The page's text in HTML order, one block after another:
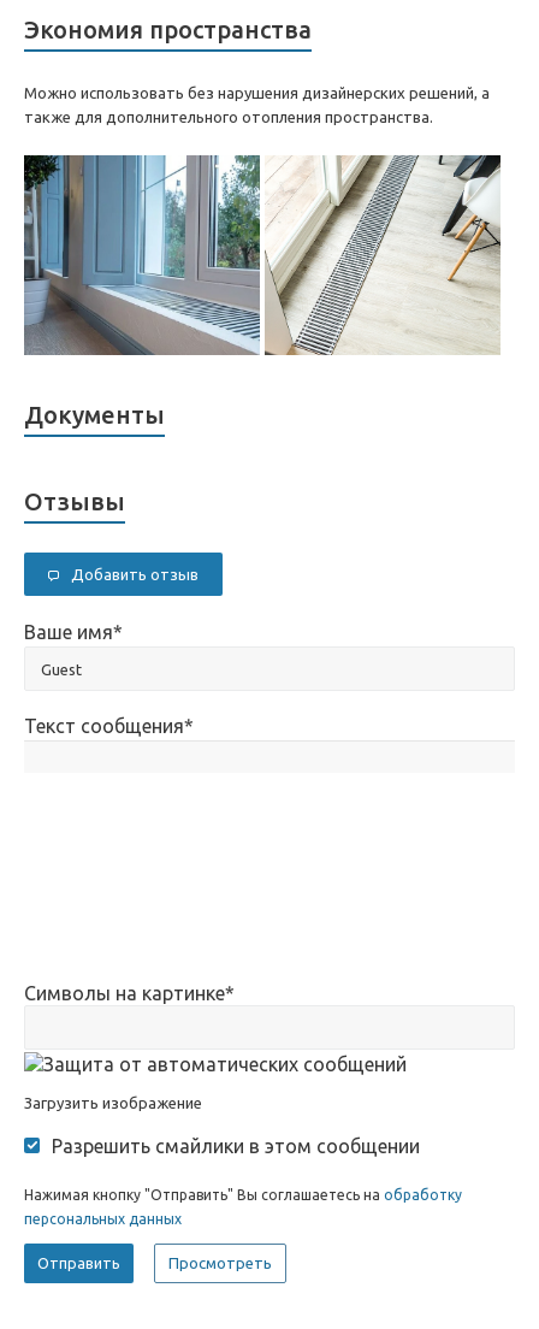
Экономия пространства
Можно использовать без нарушения дизайнерских решений, а
также для дополнительного отопления пространства.
Документы
Отзывы
Добавить отзыв
Ваше имя*
Текст сообщения*
Символы на картинке*
Загрузить изображение
Разрешить смайлики в этом сообщении
Нажимая кнопку "Отправить" Вы соглашаетесь на обработку
персональных данных